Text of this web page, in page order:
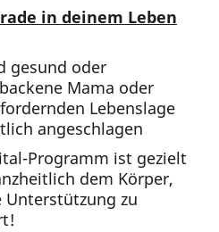
in deinem Leben
gesund oder
Mama oder
Lebenslage
angeschlagen
Programm ist gezielt
dem Körper,
Unterstützung zu